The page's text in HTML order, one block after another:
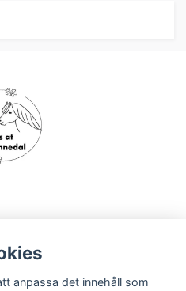
anpassa det innehåll som